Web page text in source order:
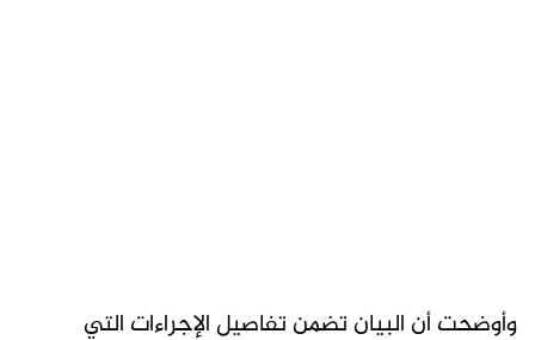
وأوضحت أن البيان تضمن تفاصيل الإجراءات التي